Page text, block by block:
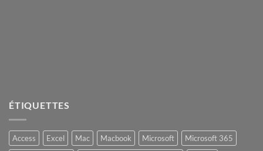
ÉTIQUETTES
Access Excel Mac Macbook Microsoft
Microsoft 365